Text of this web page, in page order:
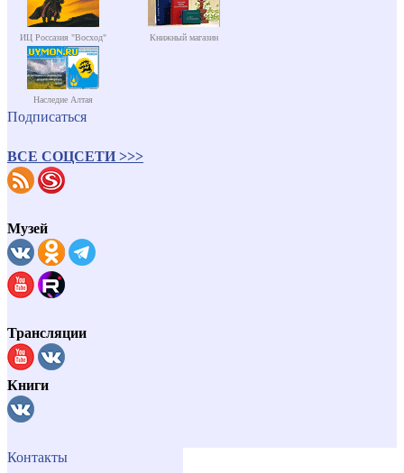
ИЦ Россазия "Восход" Книжный магазин
Наследие Алтая
Подписаться
ВСЕ СОЦСЕТИ >>>
Музей
Трансляции
Книги
Контакты